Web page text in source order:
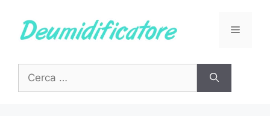
contenuto
Menu
per: